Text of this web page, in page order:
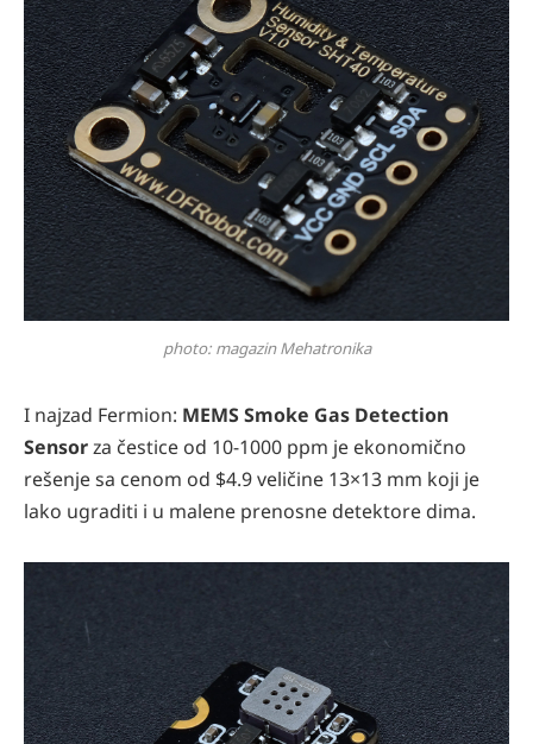
photo: magazin Mehatronika
I najzad Fermion: MEMS Smoke Gas Detection
Sensorza čestice od 10-1000 ppm je ekonomično
rešenje sa cenom od $4.9 veličine 13×13 mm koji je
lako ugraditi i u malene prenosne detektore dima.